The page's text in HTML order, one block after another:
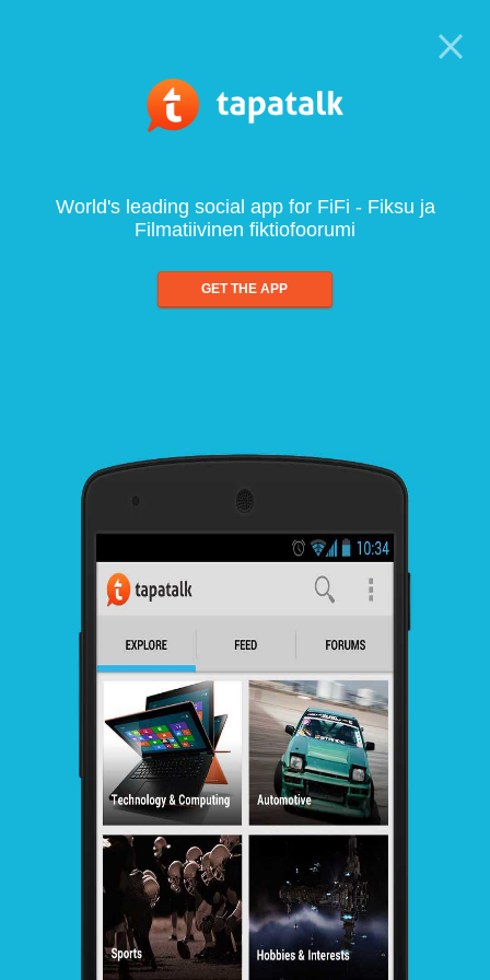
World's leading social app for FiFi - Fiksu ja
Filmatiivinen fiktiofoorumi
GET THE APP